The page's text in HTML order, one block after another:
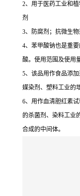
2、用于医药工业和
剂
3、防腐剂；抗微生物
4、苯甲酸钠也是重
酸。使用范围及使用
5、该品用作食品添
媒染剂、塑料工业的
6、用作血清胆红素
的杀菌剂、染料工业
合成的中间体。